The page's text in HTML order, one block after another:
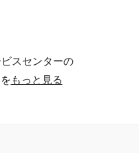
スセンターの
もっと見る